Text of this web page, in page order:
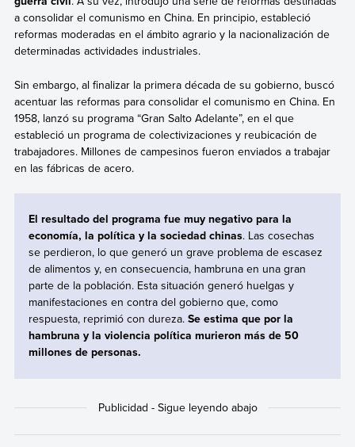
a consolidar el comunismo en China. En principio, estableció
reformas moderadas en el ámbito agrario y la nacionalización de
determinadas actividades industriales.
Sin embargo, al finalizar la primera década de su gobierno, buscó
acentuar las reformas para consolidar el comunismo en China. En
1958, lanzó su programa “Gran Salto Adelante”, en el que
estableció un programa de colectivizaciones y reubicación de
trabajadores. Millones de campesinos fueron enviados a trabajar
en las fábricas de acero.
El resultado del programa fue muy negativo para la
economía, la política y la sociedad chinas. Las cosechas
se perdieron, lo que generó un grave problema de escasez
de alimentos y, en consecuencia, hambruna en una gran
parte de la población. Esta situación generó huelgas y
manifestaciones en contra del gobierno que, como
respuesta, reprimió con dureza. Se estima que por la
hambruna y la violencia política murieron más de 50
millones de personas.